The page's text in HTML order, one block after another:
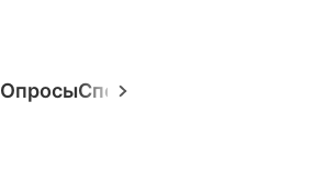
ОпросыСпецпроекты